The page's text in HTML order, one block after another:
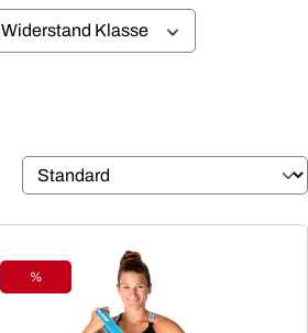
Widerstand Klasse
Rabatt
%